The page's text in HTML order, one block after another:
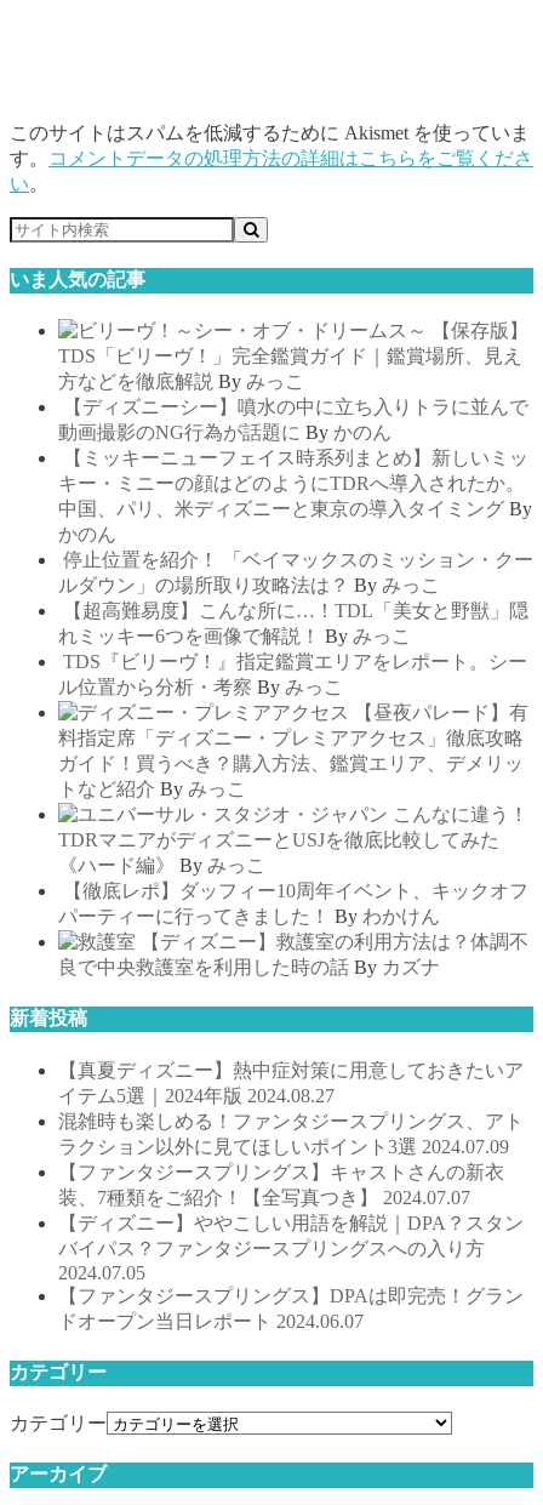
このサイトはスパムを低減するために Akismet を使っていま
す。
コメントデータの処理方法の詳細はこちらをご覧くださ
い。
いま人気の記事
【保存版】
TDS「ビリーヴ！」完全鑑賞ガイド｜鑑賞場所、見え
方などを徹底解説 By みっこ
【ディズニーシー】噴水の中に立ち入りトラに並んで
動画撮影のNG行為が話題に By かのん
【ミッキーニューフェイス時系列まとめ】新しいミッ
キー・ミニーの顔はどのようにTDRへ導入されたか。
中国、パリ、米ディズニーと東京の導入タイミング By
かのん
停止位置を紹介！ 「ベイマックスのミッション・クー
ルダウン」の場所取り攻略法は？ By みっこ
【超高難易度】こんな所に…！TDL「美女と野獣」隠
れミッキー6つを画像で解説！
By みっこ
TDS『ビリーヴ！』指定鑑賞エリアをレポート。シー
ル位置から分析・考察 By みっこ
【昼夜パレード】有
料指定席「ディズニー・プレミアアクセス」徹底攻略
ガイド！買うべき？購入方法、鑑賞エリア、デメリッ
トなど紹介 By みっこ
こんなに違う！
TDRマニアがディズニーとUSJを徹底比較してみた
《ハード編》
By みっこ
【徹底レポ】ダッフィー10周年イベント、キックオフ
パーティーに行ってきました！
By わかけん
【ディズニー】救護室の利用方法は？体調不
良で中央救護室を利用した時の話 By カズナ
新着投稿
【真夏ディズニー】熱中症対策に用意しておきたいア
イテム5選｜2024年版 2024.08.27
混雑時も楽しめる！ファンタジースプリングス、アト
ラクション以外に見てほしいポイント3選 2024.07.09
【ファンタジースプリングス】キャストさんの新衣
装、7種類をご紹介！【全写真つき】 2024.07.07
【ディズニー】ややこしい用語を解説｜DPA？スタン
バイパス？ファンタジースプリングスへの入り方
2024.07.05
【ファンタジースプリングス】DPAは即完売！グラン
ドオープン当日レポート 2024.06.07
カテゴリー
カテゴリー
アーカイブ